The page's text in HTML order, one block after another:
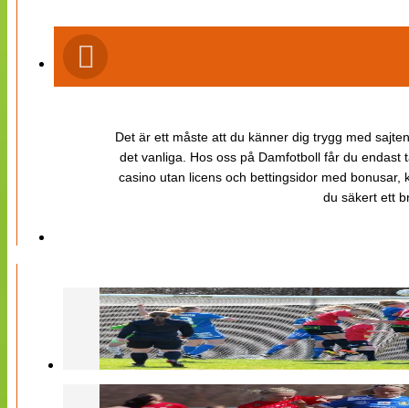
Det är ett måste att du känner dig trygg med
det vanliga. Hos oss på Damfotboll får du
casino utan licens och bettingsidor med
du säkert ett